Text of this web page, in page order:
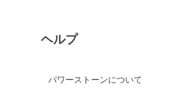
ヘルプ
パワーストーンについて